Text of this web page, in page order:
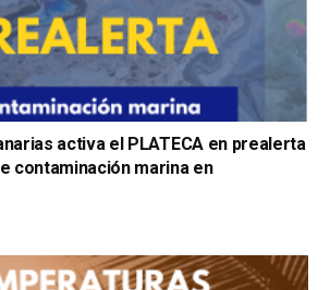
activa el PLATECA en prealerta
contaminación marina en